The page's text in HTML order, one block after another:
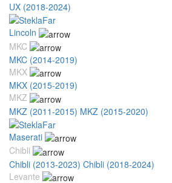
UX (2018-2024)
Lincoln
MKC
MKC (2014-2019)
MKX
MKX (2015-2019)
MKZ
MKZ (2011-2015) MKZ (2015-2020)
Maserati
Chibli
Chibli (2013-2023) Chibli (2018-2024)
Levante